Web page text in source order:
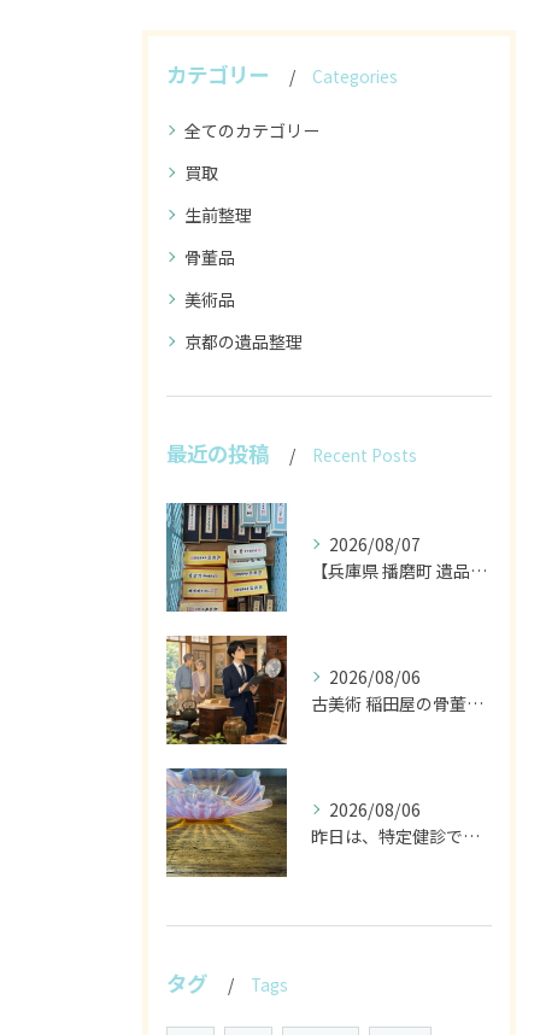
カテゴリー Categories
全てのカテゴリー
買取
生前整理
骨董品
美術品
京都の遺品整理
最近の投稿 Recent Posts
2026/08/07
【兵庫県 播磨町 遺品整理 買取 書道具 墨】
2026/08/06
古美術 稲田屋の骨董家具と遺品整理の目利き
2026/08/06
昨日は、特定健診でした。
タグ Tags